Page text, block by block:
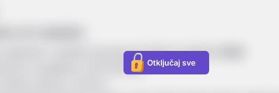
vladarskih i vojničkih sposobnosti dobio je nadimak
osvajanjem novih teritorija Otključaj sve